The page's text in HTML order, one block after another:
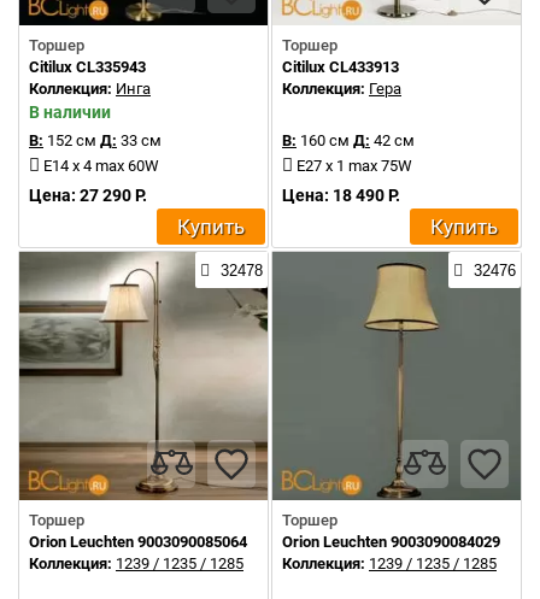
Торшер
Citilux CL335943
Коллекция: Инга
В наличии
В: 152 см Д: 33 см
E14 x 4 max 60W
Цена: 27 290 Р.
Купить
Торшер
Citilux CL433913
Коллекция: Гера
В: 160 см Д: 42 см
E27 x 1 max 75W
Цена: 18 490 Р.
Купить
32478
Торшер
Orion Leuchten 9003090085064
Коллекция: 1239 / 1235 / 1285
32476
Торшер
Orion Leuchten 9003090084029
Коллекция: 1239 / 1235 / 1285